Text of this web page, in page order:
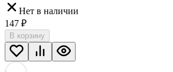
Нет в наличии
147 ₽
В корзину